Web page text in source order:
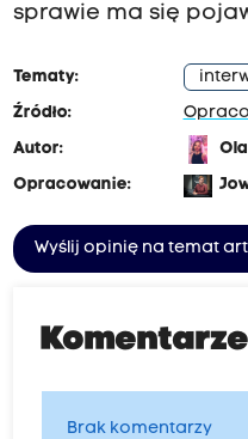
sprawie ma się
Tematy:
Źródło:
Autor:
Opracowanie:
Wyślij opinię na temat
Brak komentarzy